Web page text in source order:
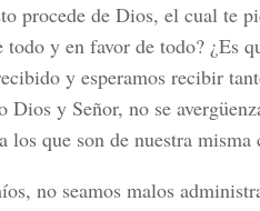
procede de Dios, el cual te
y en favor de todo? ¿Es
y esperamos recibir
Dios y Señor, no se
los que son de nuestra
no seamos malos